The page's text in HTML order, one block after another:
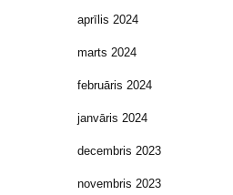
aprīlis 2024
marts 2024
februāris 2024
janvāris 2024
decembris 2023
novembris 2023